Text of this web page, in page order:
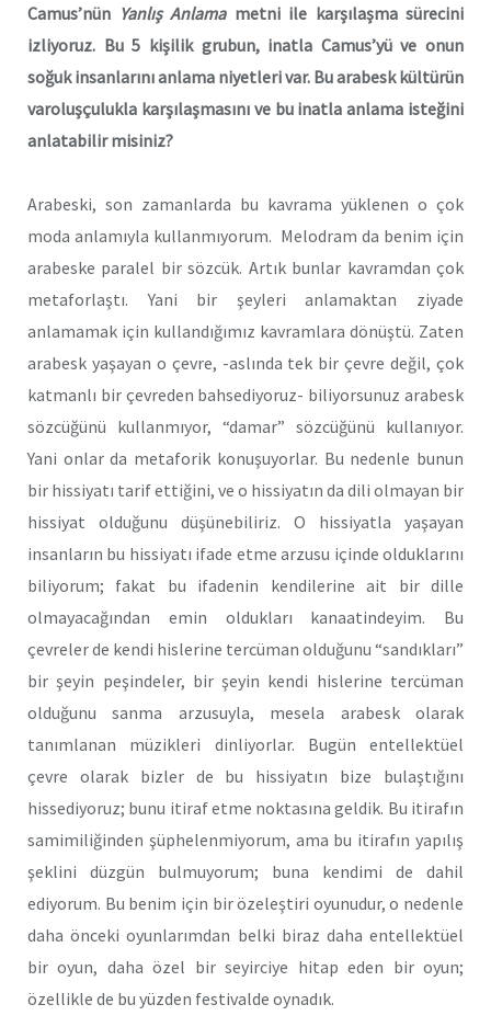
Camus’nün Yanlış Anlamametni ile karşılaşma sürecini
izliyoruz. Bu 5 kişilik grubun, inatla Camus’yü ve onun
soğuk insanlarını anlama niyetleri var. Bu arabesk kültürün
varoluşçulukla karşılaşmasını ve bu inatla anlama isteğini
anlatabilir misiniz?
Arabeski, son zamanlarda bu kavrama yüklenen o çok
moda anlamıyla kullanmıyorum. Melodram da benim için
arabeske paralel bir sözcük. Artık bunlar kavramdan çok
metaforlaştı. Yani bir şeyleri anlamaktan ziyade
anlamamak için kullandığımız kavramlara dönüştü. Zaten
arabesk yaşayan o çevre, -aslında tek bir çevre değil, çok
katmanlı bir çevreden bahsediyoruz- biliyorsunuz arabesk
sözcüğünü kullanmıyor, “damar” sözcüğünü kullanıyor.
Yani onlar da metaforik konuşuyorlar. Bu nedenle bunun
bir hissiyatı tarif ettiğini, ve o hissiyatın da dili olmayan bir
hissiyat olduğunu düşünebiliriz. O hissiyatla yaşayan
insanların bu hissiyatı ifade etme arzusu içinde olduklarını
biliyorum; fakat bu ifadenin kendilerine ait bir dille
olmayacağından emin oldukları kanaatindeyim. Bu
çevreler de kendi hislerine tercüman olduğunu “sandıkları”
bir şeyin peşindeler, bir şeyin kendi hislerine tercüman
olduğunu sanma arzusuyla, mesela arabesk olarak
tanımlanan müzikleri dinliyorlar. Bugün entellektüel
çevre olarak bizler de bu hissiyatın bize bulaştığını
hissediyoruz; bunu itiraf etme noktasına geldik. Bu itirafın
samimiliğinden şüphelenmiyorum, ama bu itirafın yapılış
şeklini düzgün bulmuyorum; buna kendimi de dahil
ediyorum. Bu benim için bir özeleştiri oyunudur, o nedenle
daha önceki oyunlarımdan belki biraz daha entellektüel
bir oyun, daha özel bir seyirciye hitap eden bir oyun;
özellikle de bu yüzden festivalde oynadık.